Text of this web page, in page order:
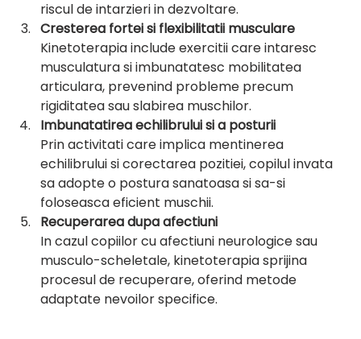
riscul de intarzieri in dezvoltare.
Cresterea fortei si flexibilitatii musculare
Kinetoterapia include exercitii care intaresc
musculatura si imbunatatesc mobilitatea
articulara, prevenind probleme precum
rigiditatea sau slabirea muschilor.
Imbunatatirea echilibrului si a posturii
Prin activitati care implica mentinerea
echilibrului si corectarea pozitiei, copilul invata
sa adopte o postura sanatoasa si sa-si
foloseasca eficient muschii.
Recuperarea dupa afectiuni
In cazul copiilor cu afectiuni neurologice sau
musculo-scheletale, kinetoterapia sprijina
procesul de recuperare, oferind metode
adaptate nevoilor specifice.